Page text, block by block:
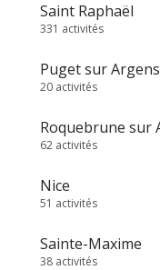
Saint Raphaël
331 activités
Puget sur Argens
20 activités
62 activités
Nice
51 activités
Sainte-Maxime
38 activités